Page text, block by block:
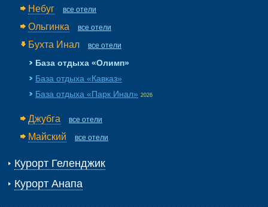
Небуг все отели
Ольгинка все отели
Бухта Инал все отели
База отдыха «Олимп»
База отдыха «Кавказ»
База отдыха «Парк Инал» 2026
Джубга все отели
Майский все отели
Курорт Геленджик
Курорт Анапа